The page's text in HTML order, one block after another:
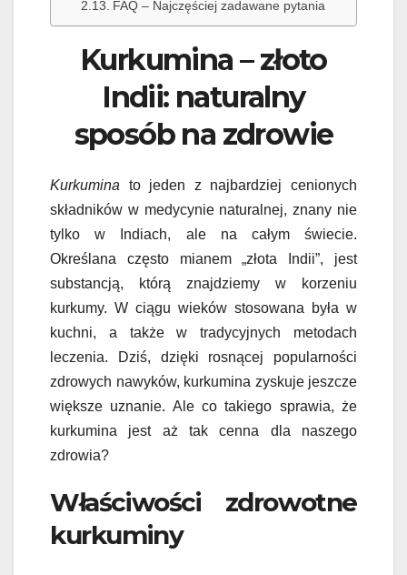
FAQ – Najczęściej zadawane pytania
Kurkumina – złoto
Indii: naturalny
sposób na zdrowie
Kurkumina to jeden z najbardziej cenionych
składników w medycynie naturalnej, znany nie
tylko w Indiach, ale na całym świecie.
Określana często mianem „złota Indii”, jest
substancją, którą znajdziemy w korzeniu
kurkumy. W ciągu wieków stosowana była w
kuchni, a także w tradycyjnych metodach
leczenia. Dziś, dzięki rosnącej popularności
zdrowych nawyków, kurkumina zyskuje jeszcze
większe uznanie. Ale co takiego sprawia, że
kurkumina jest aż tak cenna dla naszego
zdrowia?
Właściwości zdrowotne
kurkuminy